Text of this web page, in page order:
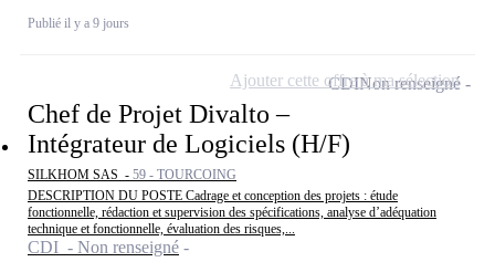
Publié il y a 9 jours
Chef de Projet Divalto –
Intégrateur de Logiciels (H/F)
SILKHOM SAS - 59 - TOURCOING
DESCRIPTION DU POSTE Cadrage et conception des projets : étude
fonctionnelle, rédaction et supervision des spécifications, analyse d’adéquation
technique et fonctionnelle, évaluation des risques,...
CDI - Non renseigné
CDINon renseigné
Ajouter cette offre à ma sélection